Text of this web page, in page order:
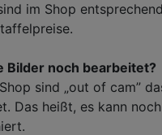
im Shop
Bilder noch bearbeitet?
sind „out of cam”
Das heißt, es kann